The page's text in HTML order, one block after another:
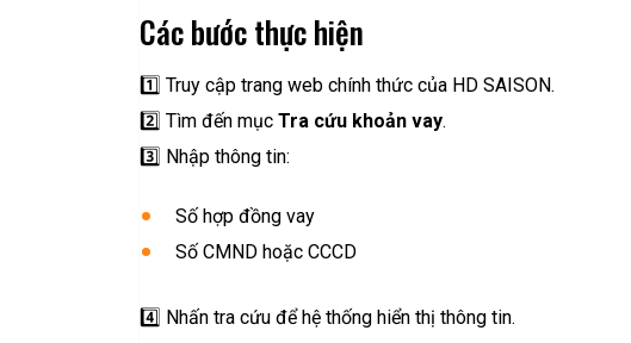
Các bước thực hiện
1️⃣ Truy cập trang web chính thức của HD SAISON.
2️⃣ Tìm đến mục Tra cứu khoản vay.
3️⃣ Nhập thông tin:
Số hợp đồng vay
Số CMND hoặc CCCD
4️⃣ Nhấn tra cứu để hệ thống hiển thị thông tin.